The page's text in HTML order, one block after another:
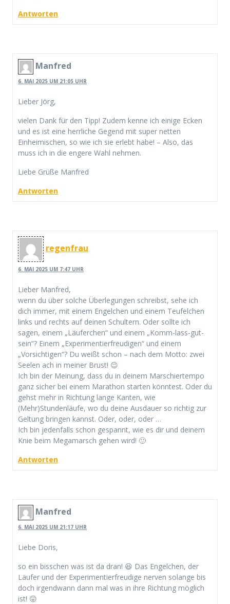
Antworten
Manfred
6. MAI 2025 UM 21:05 UHR
Lieber Jörg,
vielen Dank für den Tipp! Zudem kenne ich einige Ecken
und es ist eine herrliche Gegend mit super netten
Einheimischen, so wie ich sie erlebt habe! – Also, das
muss ich in die engere Wahl nehmen.
Liebe Grüße Manfred
Antworten
regenfrau
6. MAI 2025 UM 7:47 UHR
Lieber Manfred,
wenn du über solche Überlegungen schreibst, sehe ich
dich immer, mit einem Engelchen und einem Teufelchen
links und rechts auf deinen Schultern. Oder sollte ich
sagen, einem „Läuferchen“ und einem „Komm-lass-gut-
sein“? Einem „Experimentierfreudigen“ und einem
„Vorsichtigen“? Du weißt schon – nach dem Motto: zwei
Seelen ach in meiner Brust! 😉
Ich bin der Meinung, dass du in deinem Marschiertempo
ganz sicher bei einem Marathon starten könntest. Oder du
gehst mehr in Richtung lange Kanten, wie
(Mehr)Stundenläufe, wo du deine Ausdauer so richtig zur
Geltung bringen kannst. Oder, oder, oder …
Ich bin jedenfalls schon gespannt, wie es dir und deinem
Knie beim Megamarsch gehen wird! 🙂
Antworten
Manfred
6. MAI 2025 UM 21:17 UHR
Liebe Doris,
so ein bisschen was ist da dran! 😆 Das Engelchen, der
Läufer und der Experimentierfreudige nerven solange bis
doch irgendwann dann mal was in ihre Richtung möglich
ist! 😛